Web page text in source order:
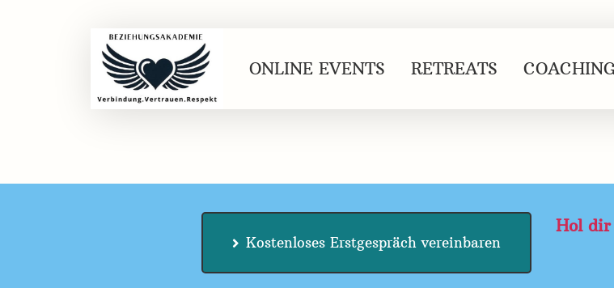
ONLINE EVENTS RETREATS COACHING
Kostenloses Erstgespräch vereinbaren
Hol dir